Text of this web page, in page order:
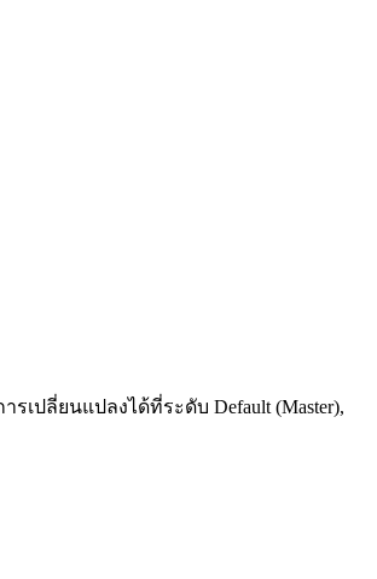
เปลี่ยนแปลงได้ที่ระดับ Default (Master),